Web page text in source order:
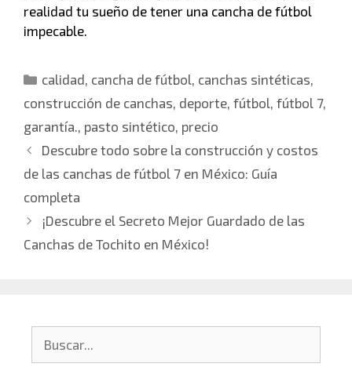
realidad tu sueño de tener una cancha de fútbol
impecable.
calidad cancha de fútbol canchas sintéticas
construcción de canchas deporte fútbol fútbol 7,
garantía.
pasto sintético precio
Descubre todo sobre la construcción y costos
de las canchas de fútbol 7 en México: Guía
completa
¡Descubre el Secreto Mejor Guardado de las
Canchas de Tochito en México!